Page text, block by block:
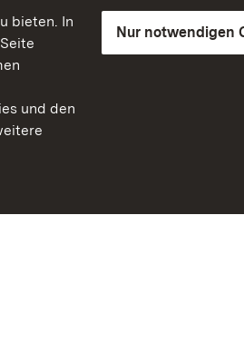
bieten. In
und den
Nur notwendigen